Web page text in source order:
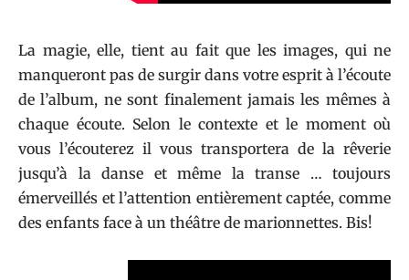
La magie, elle, tient au fait que les images, qui ne
manqueront pas de surgir dans votre esprit à l’écoute
de l’album, ne sont finalement jamais les mêmes à
chaque écoute. Selon le contexte et le moment où
vous l’écouterez il vous transportera de la rêverie
jusqu’à la danse et même la transe … toujours
émerveillés et l’attention entièrement captée, comme
des enfants face à un théâtre de marionnettes. Bis!